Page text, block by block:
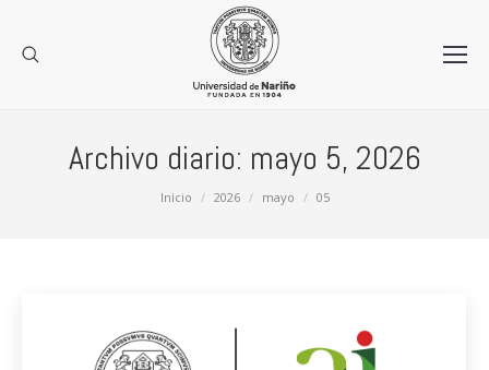
Archivo diario: mayo 5, 2026
Inicio 2026 mayo 05